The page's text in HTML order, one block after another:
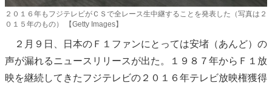
２０１６年もフジテレビがＣＳで全レース生中継することを発表した（写真は２
０１５年のもの） 【Getty Images】
２月９日、日本のＦ１ファンにとっては安堵（あんど）の
声が漏れるニュースリリースが出た。１９８７年からＦ１放
映を継続してきたフジテレビの２０１６年テレビ放映権獲得